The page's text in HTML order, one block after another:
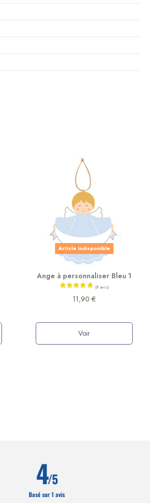
Article indisponible
Ange à personnaliser Bleu 1
11,90 €
Voir
4/5
Basé sur 1 avis